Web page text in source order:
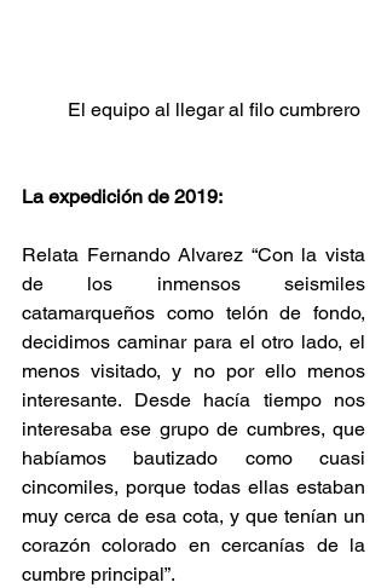
El equipo al llegar al filo cumbrero
La expedición de 2019:
Relata Fernando Alvarez “Con la vista
de los inmensos seismiles
catamarqueños como telón de fondo,
decidimos caminar para el otro lado, el
menos visitado, y no por ello menos
interesante. Desde hacía tiempo nos
interesaba ese grupo de cumbres, que
habíamos bautizado como cuasi
cincomiles, porque todas ellas estaban
muy cerca de esa cota, y que tenían un
corazón colorado en cercanías de la
cumbre principal”.